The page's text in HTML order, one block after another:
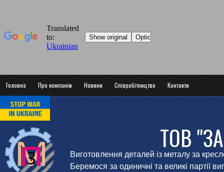
Головна Про компанію Новини Співробітництво Контакти
ТОВ
Виготовлення деталей із металу за
Беремося за одиничні та великі партії